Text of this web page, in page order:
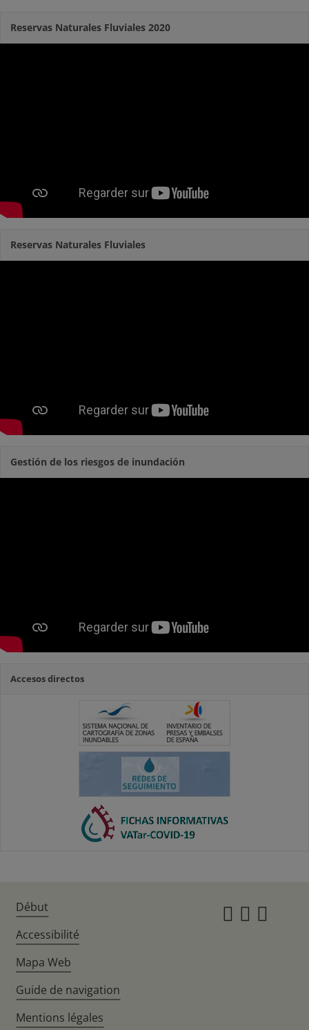
Reservas Naturales Fluviales 2020
Reservas Naturales Fluviales
Gestión de los riesgos de inundación
Accesos directos
Début
Accessibilité
Mapa Web
Guide de navigation
Mentions légales